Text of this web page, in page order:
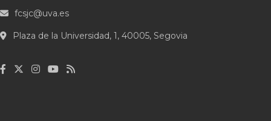
fcsjc@uva.es
Plaza de la Universidad, 1, 40005, Segovia